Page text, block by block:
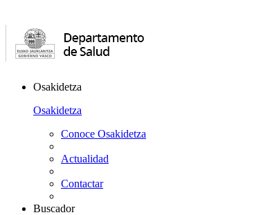
Osakidetza
Osakidetza
Conoce Osakidetza
Actualidad
Contactar
Buscador